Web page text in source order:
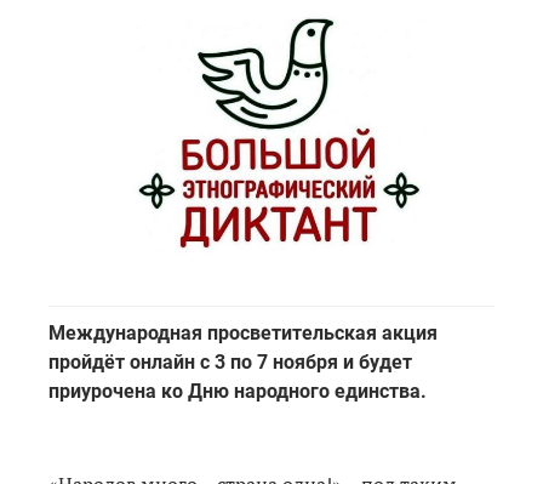
Международная просветительская акция
пройдёт онлайн с 3 по 7 ноября и будет
приурочена ко Дню народного единства.